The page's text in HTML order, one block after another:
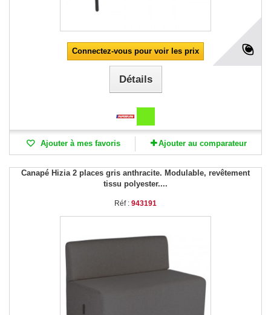
Connectez-vous pour voir les prix
Détails
Ajouter à mes favoris Ajouter au comparateur
Canapé Hizia 2 places gris anthracite. Modulable, revêtement
tissu polyester....
Réf : 943191